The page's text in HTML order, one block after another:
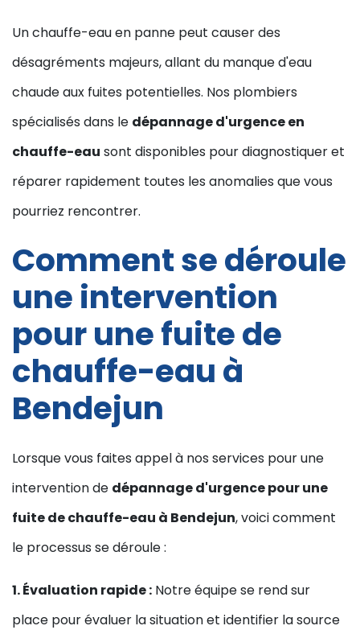
Un chauffe-eau en panne peut causer des
désagréments majeurs, allant du manque d'eau
chaude aux fuites potentielles. Nos plombiers
spécialisés dans le dépannage d'urgence en
chauffe-eau sont disponibles pour diagnostiquer et
réparer rapidement toutes les anomalies que vous
pourriez rencontrer.
Comment se déroule
une intervention
pour une fuite de
chauffe-eau à
Bendejun
Lorsque vous faites appel à nos services pour une
intervention de dépannage d'urgence pour une
fuite de chauffe-eau à Bendejun, voici comment
le processus se déroule :
1. Évaluation rapide : Notre équipe se rend sur
place pour évaluer la situation et identifier la source